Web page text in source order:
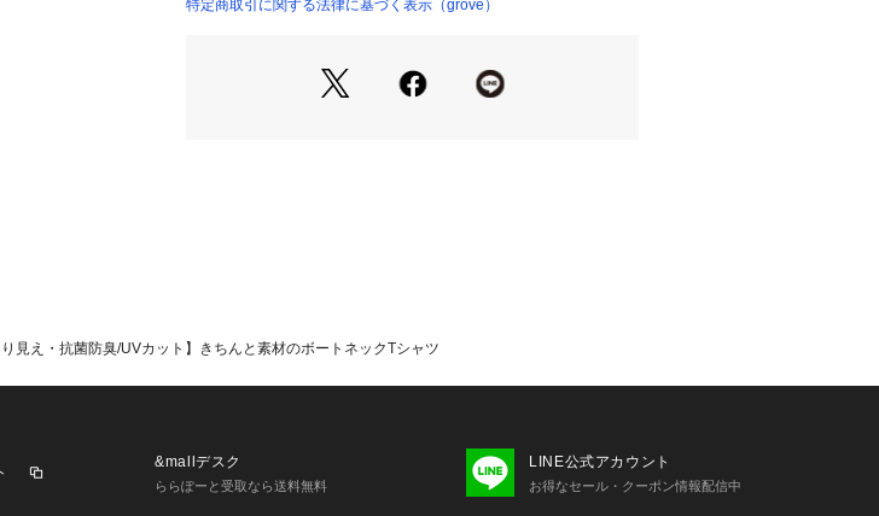
クリアな表面感でカジュアルになりすぎないのもポイン
※この製品は、太陽光線中の紫外線（UV）を通しにくく
は永久的ではありません。
特定商取引に関する法律に基づく表示（grove）
り見え・抗菌防臭/UVカット】きちんと素材のボートネックTシャツ
&mallデスク
ららぽーと受取なら送料無料
LINE公式アカウント
お得なセール・クーポン情報配信中